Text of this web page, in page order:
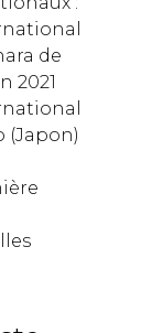
de
2021
(Japon)